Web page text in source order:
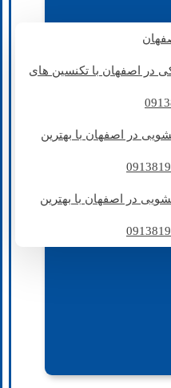
در اصفهان با تکنسین های
در اصفهان با بهترین
در اصفهان با بهترین